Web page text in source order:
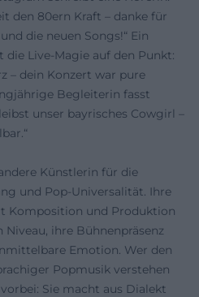
den 80ern Kraft – danke für
die neuen Songs!“ Ein
Live-Magie auf den Punkt:
– dein Konzert war pure
Begleiterin fasst
unser bayrisches Cowgirl –
Künstlerin für die
und Pop-Universalität. Ihre
Komposition und Produktion
ihre Bühnenpräsenz
Emotion. Wer den
Popmusik verstehen
Sie macht aus Dialekt